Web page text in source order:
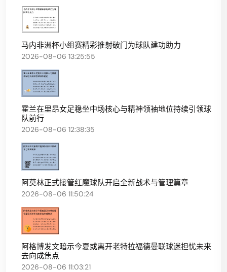
马内非洲杯小组赛精彩推射破门为球队建功助力
2026-08-06 13:25:55
霍兰在里昂女足稳坐中场核心与精神领袖地位持续引领球
队前行
2026-08-06 12:38:35
阿莫林正式接管红魔球队开启全新战术与管理篇章
2026-08-06 11:50:24
阿格博发文暗示今夏或离开老特拉福德曼联球迷担忧未来
去向成焦点
2026-08-06 11:03:21